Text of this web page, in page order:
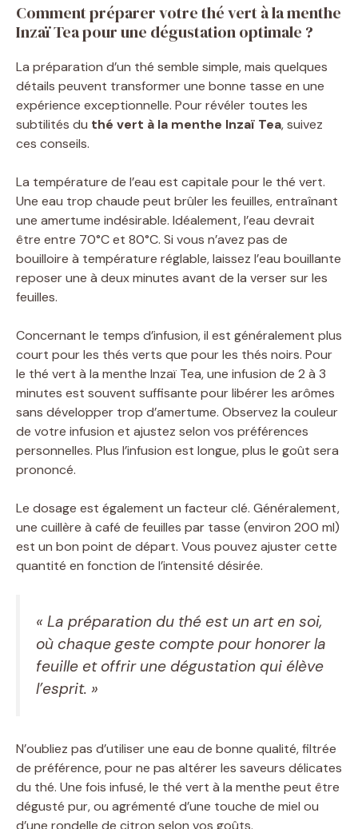
Comment préparer votre thé vert à la menthe
Inzaï Tea pour une dégustation optimale ?
La préparation d’un thé semble simple, mais quelques
détails peuvent transformer une bonne tasse en une
expérience exceptionnelle. Pour révéler toutes les
subtilités du thé vert à la menthe Inzaï Tea, suivez
ces conseils.
La température de l’eau est capitale pour le thé vert.
Une eau trop chaude peut brûler les feuilles, entraînant
une amertume indésirable. Idéalement, l’eau devrait
être entre 70°C et 80°C. Si vous n’avez pas de
bouilloire à température réglable, laissez l’eau bouillante
reposer une à deux minutes avant de la verser sur les
feuilles.
Concernant le temps d’infusion, il est généralement plus
court pour les thés verts que pour les thés noirs. Pour
le thé vert à la menthe Inzaï Tea, une infusion de 2 à 3
minutes est souvent suffisante pour libérer les arômes
sans développer trop d’amertume. Observez la couleur
de votre infusion et ajustez selon vos préférences
personnelles. Plus l’infusion est longue, plus le goût sera
prononcé.
Le dosage est également un facteur clé. Généralement,
une cuillère à café de feuilles par tasse (environ 200 ml)
est un bon point de départ. Vous pouvez ajuster cette
quantité en fonction de l’intensité désirée.
« La préparation du thé est un art en soi,
où chaque geste compte pour honorer la
feuille et offrir une dégustation qui élève
l’esprit. »
N’oubliez pas d’utiliser une eau de bonne qualité, filtrée
de préférence, pour ne pas altérer les saveurs délicates
du thé. Une fois infusé, le thé vert à la menthe peut être
dégusté pur, ou agrémenté d’une touche de miel ou
d’une rondelle de citron selon vos goûts.